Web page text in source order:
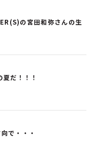
の宮田和弥さんの生
だ！！！
で・・・